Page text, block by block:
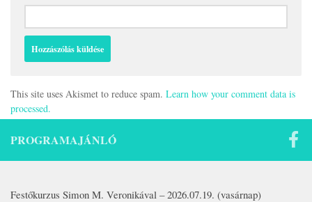
This site uses Akismet to reduce spam. Learn how your comment data is
processed.
PROGRAMAJÁNLÓ
Festőkurzus Simon M. Veronikával – 2026.07.19. (vasárnap)